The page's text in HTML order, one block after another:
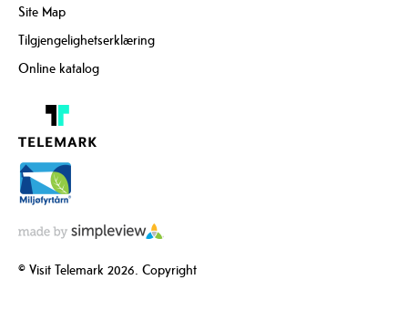
Site Map
Tilgjengelighetserklæring
Online katalog
© Visit Telemark 2026. Copyright